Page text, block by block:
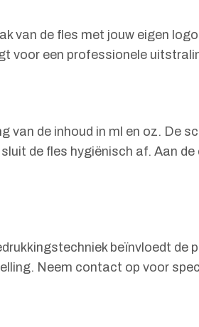
van de fles met jouw eigen
voor een professionele
van de inhoud in ml en oz. De
de fles hygiënisch af. Aan
beïnvloedt de
Neem contact op voor